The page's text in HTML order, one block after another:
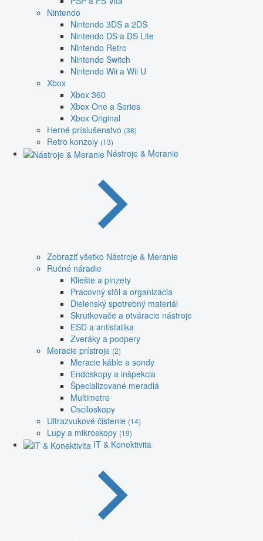
Nintendo
Nintendo 3DS a 2DS
Nintendo DS a DS Lite
Nintendo Retro
Nintendo Switch
Nintendo Wii a Wii U
Xbox
Xbox 360
Xbox One a Series
Xbox Original
Herné príslušenstvo (38)
Retro konzoly (13)
Nástroje & Meranie
Zobraziť všetko Nástroje & Meranie
Ručné náradie
Kliešte a pinzety
Pracovný stôl a organizácia
Dielenský spotrebný materiál
Skrutkovače a otváracie nástroje
ESD a antistatika
Zveráky a podpery
Meracie prístroje (2)
Meracie káble a sondy
Endoskopy a inšpekcia
Špecializované meradlá
Multimetre
Osciloskopy
Ultrazvukové čistenie (14)
Lupy a mikroskopy (19)
IT & Konektivita